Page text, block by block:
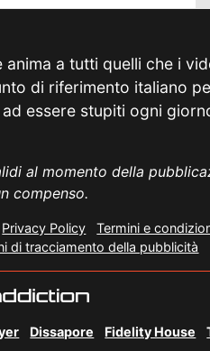
a tutti quelli che i
di riferimento italiano
essere stupiti ogni
al momento della
compenso.
Privacy Policy Termini e
di tracciamento della pubblicità
Dissapore Fidelity House